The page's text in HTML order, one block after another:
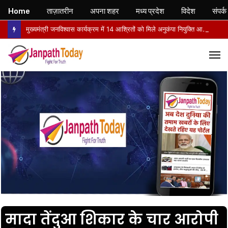
मुख्यमंत्री जनविश्वास कार्यक्रम में 14 आश्रितों को मिले अनुकंपा नियुक्ति आदेश, खिले चेहरे
मादा तेंदुआ शिकार के चार आरोपी
Home ताज़ातरीन अपना शहर मध्य प्रदेश विदेश संपर्क